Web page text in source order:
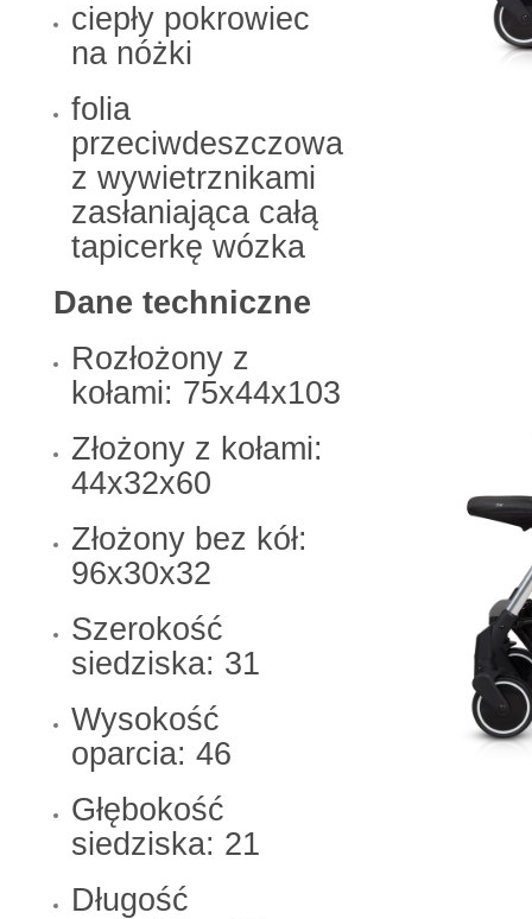
ciepły pokrowiec
na nóżki
folia
przeciwdeszczowa
z wywietrznikami
zasłaniająca całą
tapicerkę wózka
Dane techniczne
Rozłożony z
kołami: 75x44x103
Złożony z kołami:
44x32x60
Złożony bez kół:
96x30x32
Szerokość
siedziska: 31
Wysokość
oparcia: 46
Głębokość
siedziska: 21
Długość